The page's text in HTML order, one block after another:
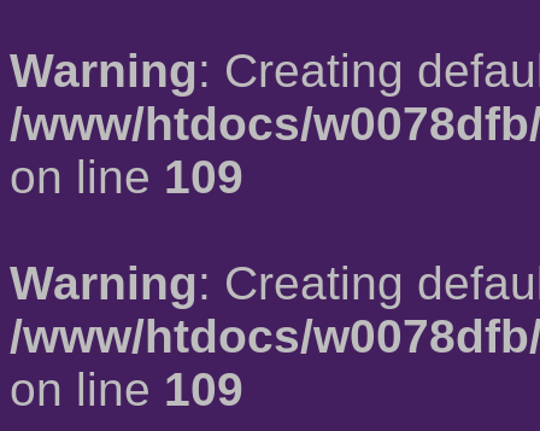
Warning: Creating
/www/htdocs/
on line 109
Warning: Creating
/www/htdocs/
on line 109